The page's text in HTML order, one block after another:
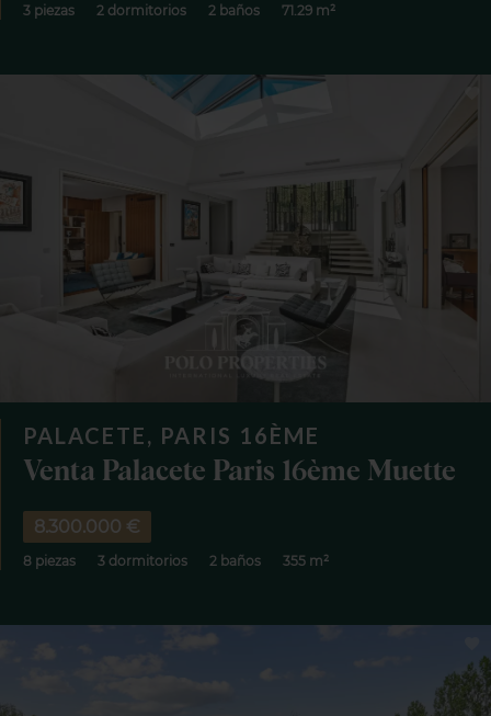
3 piezas 2 dormitorios 2 baños 71.29 m²
PALACETE, PARIS 16ÈME
Venta Palacete Paris 16ème Muette
8.300.000 €
8 piezas 3 dormitorios 2 baños 355 m²